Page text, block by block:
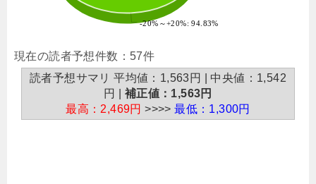
-20%～+20%: 94.83%
現在の読者予想件数：57件
読者予想サマリ 平均値：1,563円 | 中央値：1,542
円 | 補正値：1,563円
最高：2,469円 >>>>最低：1,300円